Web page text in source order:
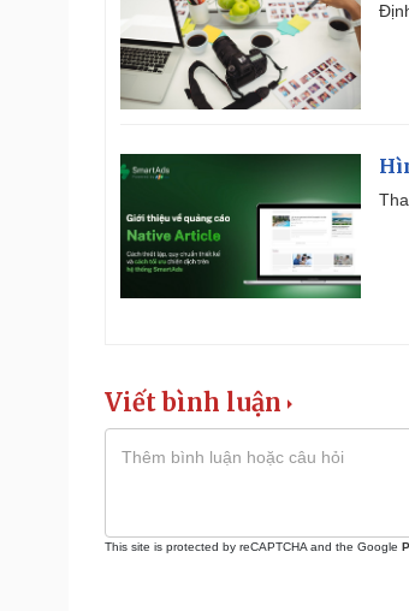
Viết bình luận
This site is protected by reCAPTCHA and the Google